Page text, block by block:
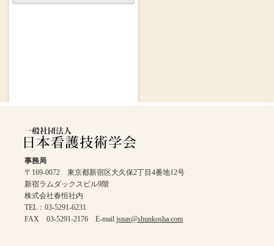
事務局
〒169-0072 東京都新宿区大久保2丁目4番地12号
新宿ラムダックスビル9階
株式会社春恒社内
TEL：03-5291-6231
FAX 03-5291-2176 E-mail jsnas@shunkosha.com